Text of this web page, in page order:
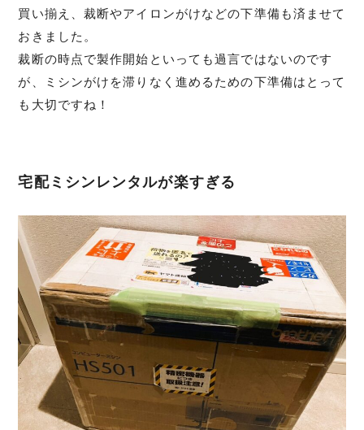
買い揃え、裁断やアイロンがけなどの下準備も済ませて
おきました。
裁断の時点で製作開始といっても過言ではないのです
が、ミシンがけを滞りなく進めるための下準備はとって
も大切ですね！
宅配ミシンレンタルが楽すぎる